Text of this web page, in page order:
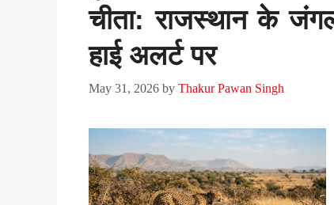
चीता: राजस्थान के
हाई अलर्ट पर
May 31, 2026 by Thakur Pawan Singh